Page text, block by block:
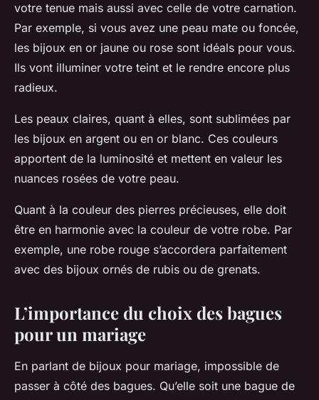
votre tenue mais aussi avec celle de votre carnation.
Par exemple, si vous avez une peau mate ou foncée,
les bijoux en or jaune ou rose sont idéals pour vous.
Ils vont illuminer votre teint et le rendre encore plus
radieux.
Les peaux claires, quant à elles, sont sublimées par
les bijoux en argent ou en or blanc. Ces couleurs
apportent de la luminosité et mettent en valeur les
nuances rosées de votre peau.
Quant à la couleur des pierres précieuses, elle doit
être en harmonie avec la couleur de votre robe. Par
exemple, une robe rouge s’accordera parfaitement
avec des bijoux ornés de rubis ou de grenats.
L’importance du choix des bagues
pour un mariage
En parlant de bijoux pour mariage, impossible de
passer à côté des bagues. Qu’elle soit une bague de